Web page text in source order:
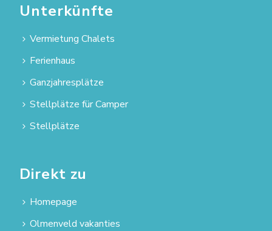
Unterkünfte
Vermietung Chalets
Ferienhaus
Ganzjahresplätze
Stellplätze für Camper
Stellplätze
Direkt zu
Homepage
Olmenveld vakanties